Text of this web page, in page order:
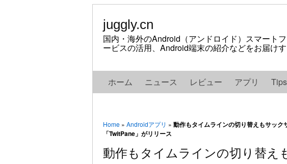
juggly.cn
国内・海外のAndroid（アンドロイド）スマート
ービスの活用、Android端末の紹介などをお届けす
ホーム ニュース レビュー アプリ Tips
Home » Androidアプリ » 動作もタイムラインの切り替えもサッ
「TwitPane」がリリース
動作もタイムラインの切り替え